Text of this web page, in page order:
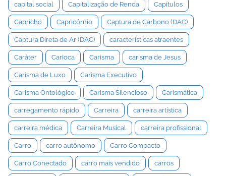
capital social Capitalização de Renda Capítulos
Capricho Capricórnio Captura de Carbono (DAC)
Captura Direta de Ar (DAC) características atraentes
Caráter Carioca Carisma carisma de Jesus
Carisma de Luxo Carisma Executivo
Carisma Ontológico Carisma Silencioso Carismática
carregamento rápido Carreira carreira artística
carreira médica Carreira Musical carreira profissional
Carro carro autônomo Carro Compacto
Carro Conectado carro mais vendido carros